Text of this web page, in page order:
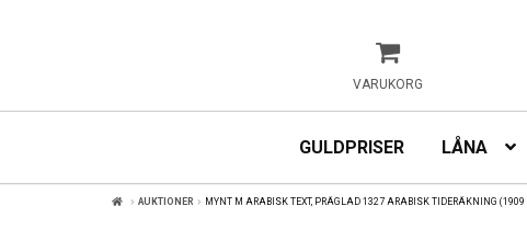
VARUKORG
GULDPRISER LÅNA
AUKTIONER MYNT M ARABISK TEXT, PRÄGLAD 1327 ARABISK TIDERÄKNING